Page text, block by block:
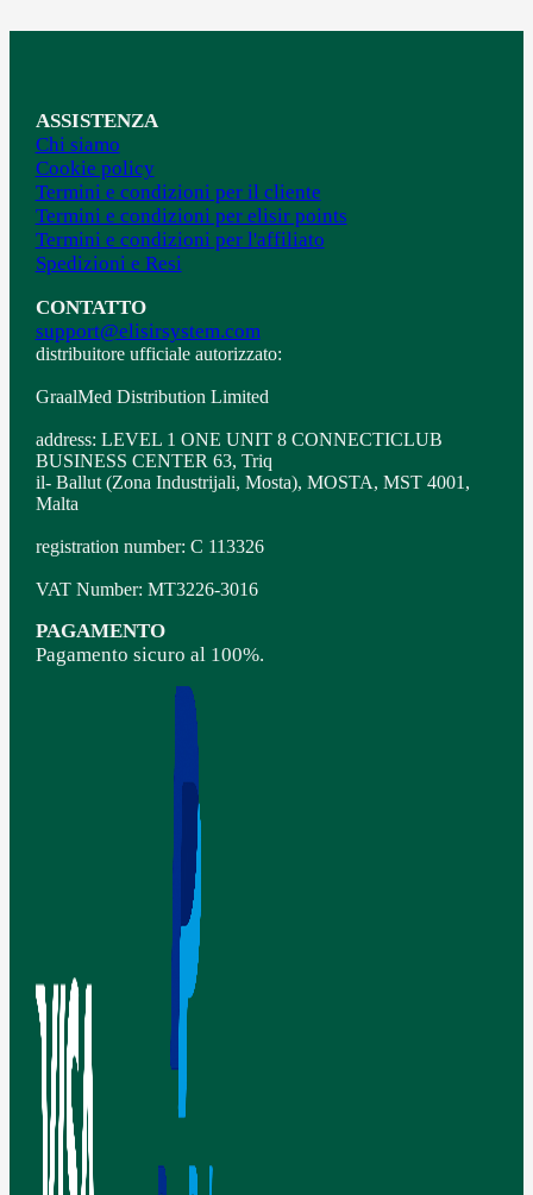
ASSISTENZA
Chi siamo
Cookie policy
Termini e condizioni per il cliente
Termini e condizioni per elisir points
Termini e condizioni per l'affiliato
Spedizioni e Resi
CONTATTO
support@elisirsystem.com
distribuitore ufficiale autorizzato:
GraalMed Distribution Limited
address: LEVEL 1 ONE UNIT 8 CONNECTICLUB
BUSINESS CENTER 63, Triq
il- Ballut (Zona Industrijali, Mosta), MOSTA, MST 4001,
Malta
registration number: C 113326
VAT Number: MT3226-3016
PAGAMENTO
Pagamento sicuro al 100%.